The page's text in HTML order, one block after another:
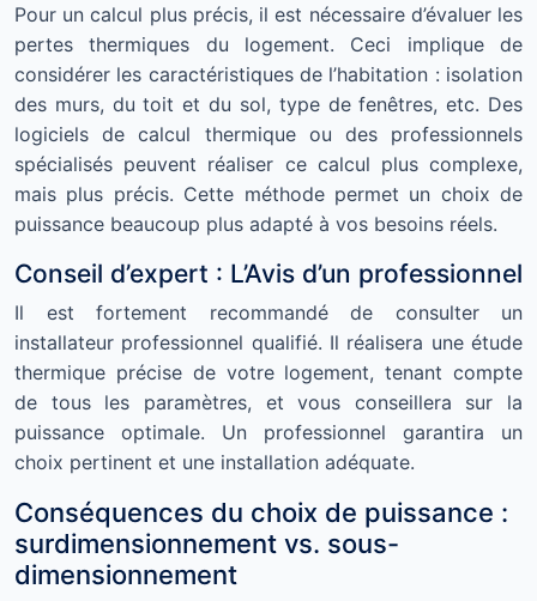
Pour un calcul plus précis, il est nécessaire d’évaluer les
pertes thermiques du logement. Ceci implique de
considérer les caractéristiques de l’habitation : isolation
des murs, du toit et du sol, type de fenêtres, etc. Des
logiciels de calcul thermique ou des professionnels
spécialisés peuvent réaliser ce calcul plus complexe,
mais plus précis. Cette méthode permet un choix de
puissance beaucoup plus adapté à vos besoins réels.
Conseil d’expert : L’Avis d’un professionnel
Il est fortement recommandé de consulter un
installateur professionnel qualifié. Il réalisera une étude
thermique précise de votre logement, tenant compte
de tous les paramètres, et vous conseillera sur la
puissance optimale. Un professionnel garantira un
choix pertinent et une installation adéquate.
Conséquences du choix de puissance :
surdimensionnement vs. sous-
dimensionnement